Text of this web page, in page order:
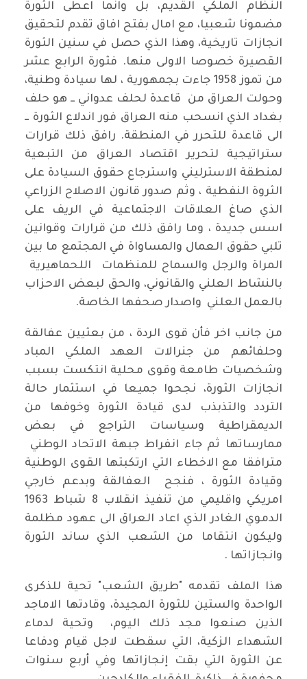
النظام الملكي القديم، بل وانما اعطى الثورة
مضمونا شعبيا، مع امال بفتح افاق تقدم لتحقيق
انجازات تاريخية، وهذا الذي حصل في سنين الثورة
القصيرة خصوصا الاولى منها. فثورة الرابع عشر
من تموز 1958 جاءت بجمهورية ، لها سيادة وطنية،
وحولت العراق من قاعدة لحلف عدواني ــ هو حلف
بغداد الذي انسحب منه العراق فور اندلاع الثورة ــ
الى قاعدة للتحرر في المنطقة. رافق ذلك قرارات
ستراتيجية لتحرير اقتصاد العراق من التبعية
لمنطقة الاسترليني واسترجاع حقوق السيادة على
الثروة النفطية ، وثم صدور قانون الاصلاح الزراعي
الذي صاغ العلاقات الاجتماعية في الريف على
اسس جديدة ، وما رافق ذلك من قرارات وقوانين
تلبي حقوق العمال والمساواة في المجتمع ما بين
المراة والرجل والسماح للمنظمات اللحماهيرية
بالنشاط العلني والقانوني، والحق لبعض الاحزاب
بالعمل العلني واصدار صحفها الخاصة.
من جانب اخر فأن قوى الردة ، من بعثيين عفالقة
وحلفائهم من جنرالات العهد الملكي المباد
وشخصيات طامعة وقوى محلية انتكست بسبب
انجازات الثورة، نجحوا جميعا في استثمار حالة
التردد والتذبذب لدى قيادة الثورة وخوفها من
الديمقراطية وسياسات التراجع في بعض
ممارساتها ثم جاء انفراط جبهة الاتحاد الوطني
مترافقا مع الاخطاء التي ارتكبتها القوى الوطنية
وقيادة الثورة ، فنجح العفالقة وبدعم خارجي
امريكي واقليمي من تنفيذ انقلاب 8 شباط 1963
الدموي الغادر الذي اعاد العراق الى عهود مظلمة
وليكون انتقاما من الشعب الذي ساند الثورة
وانجازاتها .
هذا الملف تقدمه "طريق الشعب" تحية للذكرى
الواحدة والستين للثورة المجيدة، وقادتها الاماجد
الذين صنعوا مجد ذلك اليوم، وتحية لدماء
الشهداء الزكية، التي سقطت لاجل قيام ودفاعا
عن الثورة التي بقت إنجازاتها وفي أربع سنوات